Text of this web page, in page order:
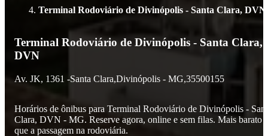
Terminal Rodoviário de Divinópolis - Santa Clara, DVN
Terminal Rodoviário de Divinópolis - Santa Clara,
DVN
Av. JK, 1361 -Santa Clara,Divinópolis - MG,35500155
Horários de ônibus para Terminal Rodoviário de Divinópolis -
Clara, DVN - MG. Reserve agora, online e sem filas. Mais barato
que a passagem na rodoviária.